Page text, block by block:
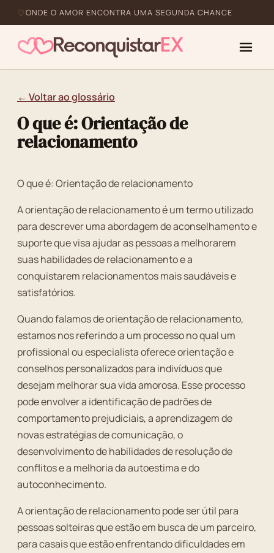
ONDE O AMOR ENCONTRA UMA SEGUNDA CHANCE
← Voltar ao glossário
O que é: Orientação de
relacionamento
O que é: Orientação de relacionamento
A orientação de relacionamento é um termo utilizado
para descrever uma abordagem de aconselhamento e
suporte que visa ajudar as pessoas a melhorarem
suas habilidades de relacionamento e a
conquistarem relacionamentos mais saudáveis e
satisfatórios.
Quando falamos de orientação de relacionamento,
estamos nos referindo a um processo no qual um
profissional ou especialista oferece orientação e
conselhos personalizados para indivíduos que
desejam melhorar sua vida amorosa. Esse processo
pode envolver a identificação de padrões de
comportamento prejudiciais, a aprendizagem de
novas estratégias de comunicação, o
desenvolvimento de habilidades de resolução de
conflitos e a melhoria da autoestima e do
autoconhecimento.
A orientação de relacionamento pode ser útil para
pessoas solteiras que estão em busca de um parceiro,
para casais que estão enfrentando dificuldades em